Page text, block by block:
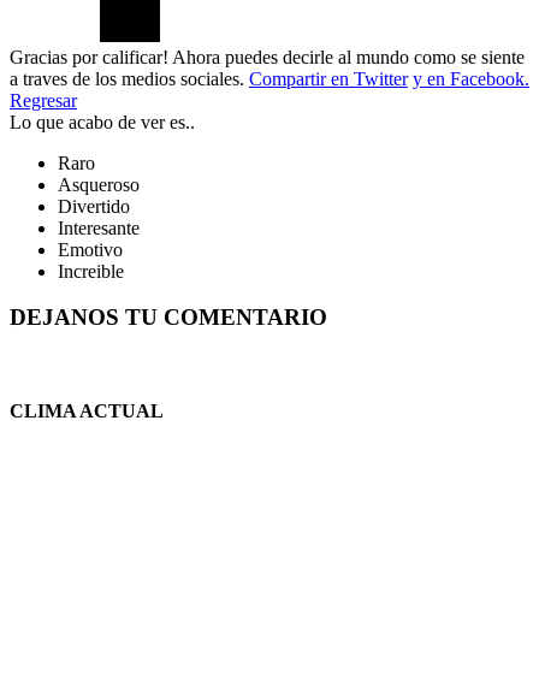
Gracias por calificar! Ahora puedes decirle al mundo como se siente
a traves de los medios sociales. Compartir en Twitter y en Facebook.
Regresar
Lo que acabo de ver es..
Raro
Asqueroso
Divertido
Interesante
Emotivo
Increible
DEJANOS TU COMENTARIO
CLIMA ACTUAL